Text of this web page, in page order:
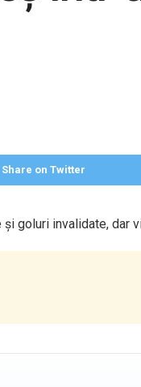
Share on Twitter
goluri invalidate, dar